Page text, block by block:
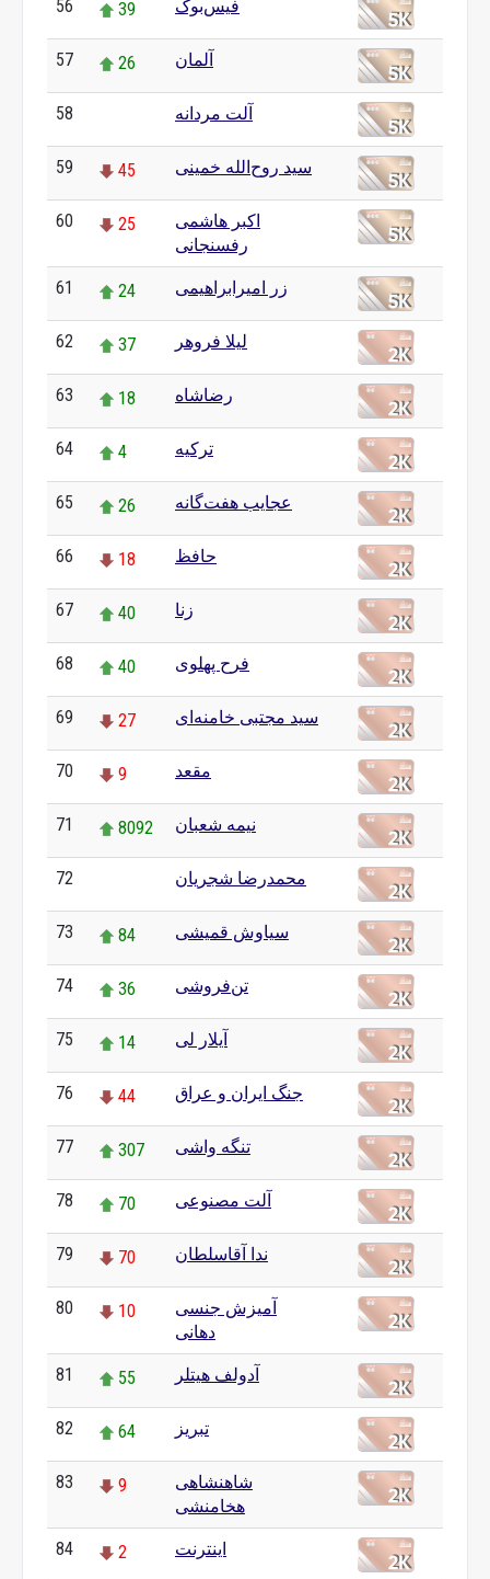
56 39 فیس‌بوک
57 26 آلمان
58 آلت مردانه
59 45 سید روح‌الله خمینی
60 25
اکبر هاشمی
رفسنجانی
61 24 زر امیرابراهیمی
62 37 لیلا فروهر
63 18 رضاشاه
64 4 ترکیه
65 26 عجایب هفت‌گانه
66 18 حافظ
67 40 زنا
68 40 فرح پهلوی
69 27 سید مجتبی خامنه‌ای
70 9 مقعد
71 8092 نیمه شعبان
72 محمدرضا شجریان
73 84 سیاوش قمیشی
74 36 تن‌فروشی
75 14 آیلار لی
76 44 جنگ ایران و عراق
77 307 تنگه واشی
78 70 آلت مصنوعی
79 70 ندا آقاسلطان
80 10
آمیزش جنسی
دهانی
81 55 آدولف هیتلر
82 64 تبریز
83 9
شاهنشاهی
هخامنشی
84 2 اینترنت